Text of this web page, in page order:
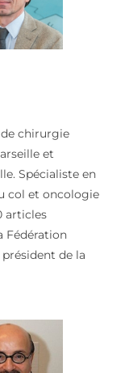
chirurgie
et
Spécialiste en
col et oncologie
articles
Fédération
de la